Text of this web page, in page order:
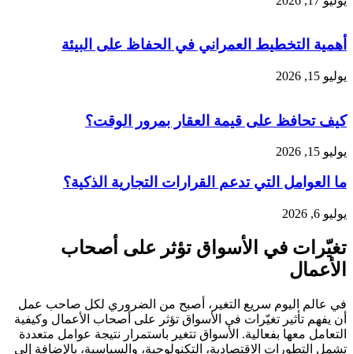
أهمية التخطيط العمراني في الحفاظ على البيئة
يوليو 15, 2026
كيف تحافظ على قيمة العقار بمرور الوقت؟
يوليو 15, 2026
ما العوامل التي تدعم القرارات التجارية الذكية؟
يوليو 6, 2026
تغيّرات في الأسواق تؤثر على أصحاب
الأعمال
في عالم اليوم سريع التغير، أصبح من الضروري لكل صاحب عمل
أن يفهم تأثير تغيّرات في الأسواق تؤثر على أصحاب الأعمال وكيفية
التعامل معها بفعالية. الأسواق تتغير باستمرار نتيجة عوامل متعددة
تشمل التطورات الاقتصادية، التكنولوجية، والسياسية، بالإضافة إلى